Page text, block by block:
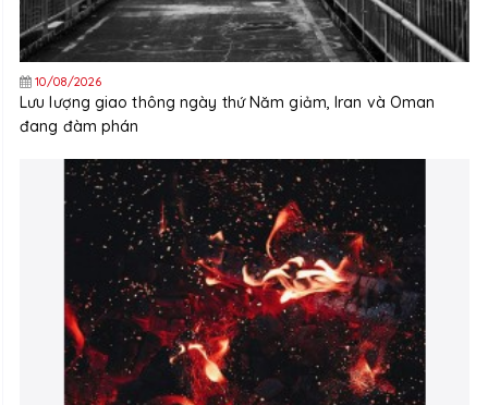
10/08/2026
Lưu lượng giao thông ngày thứ Năm giảm, Iran và Oman
đang đàm phán